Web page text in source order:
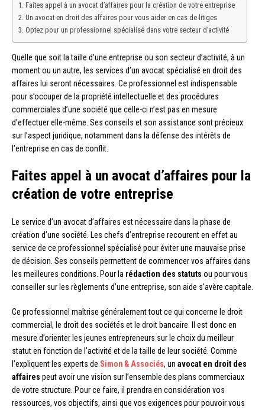
Faites appel à un avocat d’affaires pour la création de votre entreprise
Un avocat en droit des affaires pour vous aider en cas de litiges
Optez pour un professionnel spécialisé dans votre secteur d’activité
Quelle que soit la taille d’une entreprise ou son secteur d’activité, à un
moment ou un autre, les services d’un avocat spécialisé en droit des
affaires lui seront nécessaires. Ce professionnel est indispensable
pour s’occuper de la propriété intellectuelle et des procédures
commerciales d’une société que celle-ci n’est pas en mesure
d’effectuer elle-même. Ses conseils et son assistance sont précieux
sur l’aspect juridique, notamment dans la défense des intérêts de
l’entreprise en cas de conflit.
Faites appel à un avocat d’affaires pour la
création de votre entreprise
Le service d’un avocat d’affaires est nécessaire dans la phase de
création d’une société. Les chefs d’entreprise recourent en effet au
service de ce professionnel spécialisé pour éviter une mauvaise prise
de décision. Ses conseils permettent de commencer vos affaires dans
les meilleures conditions. Pour la rédaction des statuts ou pour vous
conseiller sur les règlements d’une entreprise, son aide s’avère capitale.
Ce professionnel maîtrise généralement tout ce qui concerne le droit
commercial, le droit des sociétés et le droit bancaire. Il est donc en
mesure d’orienter les jeunes entrepreneurs sur le choix du meilleur
statut en fonction de l’activité et de la taille de leur société. Comme
l’expliquent les experts de Simon & Associés, un avocat en droit des
affaires peut avoir une vision sur l’ensemble des plans commerciaux
de votre structure. Pour ce faire, il prendra en considération vos
ressources, vos objectifs, ainsi que vos exigences pour pouvoir vous